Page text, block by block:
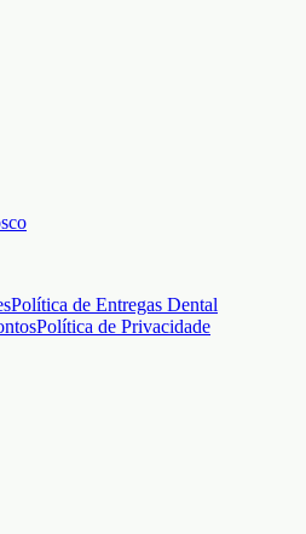
Política de Entregas Dental
Política de Privacidade